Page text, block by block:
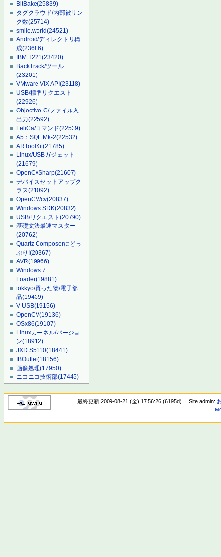
BitBake(25839)
タグクラウド/内部被リン
ク数(25714)
smile.world(24521)
Android/ディレクトリ構
成(23686)
IBM T221(23420)
BackTrack/ツール
(23201)
VMware VIX API(23118)
USB/標準リクエスト
(22926)
Objective-C/ファイル入
出力(22592)
FeliCa/コマンド(22539)
A5：SQL Mk-2(22532)
ARToolKit(21785)
Linux/USBガジェット
(21679)
OpenCvSharp(21607)
デバイスセットアップク
ラス(21092)
OpenCV/cv(20837)
Windows SDK(20832)
USB/リクエスト(20790)
基礎文法最速マスター
(20762)
Quartz Composerにどっ
ぷり!(20367)
AVR(19966)
Windows 7
Loader(19881)
tokkyo/買った物/電子部
品(19439)
V-USB(19156)
OpenCV(19136)
OSx86(19107)
Linuxカーネル/バージョ
ン(18912)
JXD S5110(18441)
IBOutlet(18156)
画像処理(17950)
ニコニコ技術部(17445)
最終更新:2009-08-21 (金) 17:56:26 (6195d) Site admin: